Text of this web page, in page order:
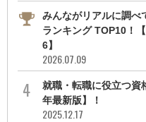
みんながリアルに調べ
ランキング TOP10！
6】
2026.07.09
就職・転職に役立つ資
年最新版】！
2025.12.17